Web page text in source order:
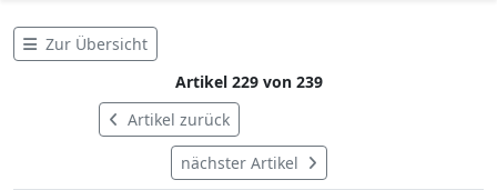
Zur Übersicht
Artikel zurück
Artikel 229 von 239
nächster Artikel